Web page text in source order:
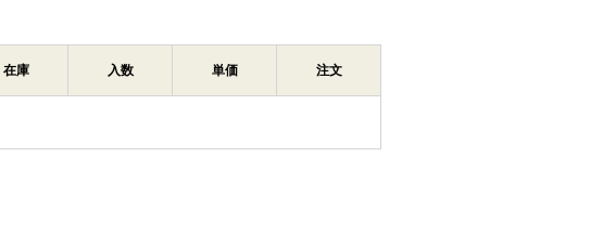
在庫 入数 単価 注文